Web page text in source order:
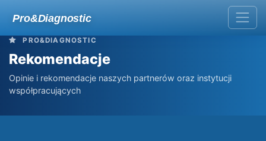
Pro&Diagnostic
PRO&DIAGNOSTIC
Rekomendacje
Opinie i rekomendacje naszych partnerów oraz instytucji
współpracujących